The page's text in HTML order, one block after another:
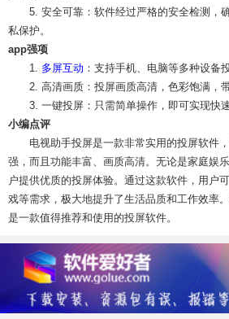
5. 安全可靠：软件经过严格的安全检测，
私保护。
app强项
1. 多屏互动 ：支持手机、电脑等多种设备
2. 高清画质：投屏画质高清，色彩饱满，
3. 一键投屏：只需简单操作，即可实现快
小编点评
电视助手投屏是一款非常实用的投屏软件
强，而且功能丰富、画质高清。无论是家庭娱
户提供优质的投屏体验。通过这款软件，用户
戏等需求，极大地提升了生活品质和工作效率
是一款值得推荐和使用的投屏软件。